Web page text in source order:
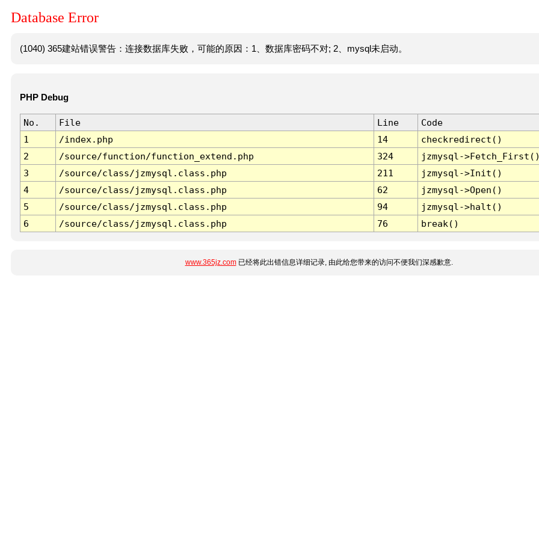
Database Error
(1040) 365建站错误警告：连接数据库失败，可能的原因：1、数据库密码不对; 2、mysql未启动。
PHP Debug
No. File Line
Code
1
/index.php 14
checkredirect()
2
/source/function/function_extend.php 324
jzmysql-
3
/source/class/jzmysql.class.php 211
jzmysql->Init()
4
/source/class/jzmysql.class.php 62
jzmysql->Open()
5
/source/class/jzmysql.class.php 94
jzmysql->halt()
6
/source/class/jzmysql.class.php 76 break()
www.365jz.com已经将此出错信息详细记录, 由此给您带来的访问不便我们深感歉意.